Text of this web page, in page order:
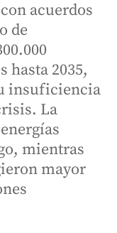
acuerdos
de
hasta 2035,
insuficiencia
La
mientras
mayor